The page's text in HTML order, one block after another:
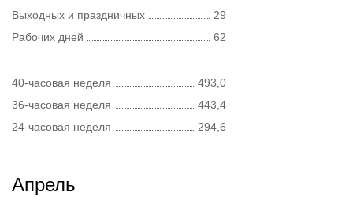
Выходных и праздничных
29
Рабочих дней
62
40-часовая неделя
493,0
36-часовая неделя
443,4
24-часовая неделя
294,6
Апрель